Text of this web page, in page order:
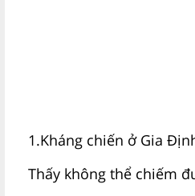
1.Kháng chiến ở Gia
Thấy không thể chiếm